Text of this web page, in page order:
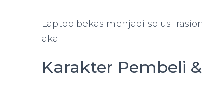
Laptop bekas menjadi solusi
akal.
Karakter Pembeli